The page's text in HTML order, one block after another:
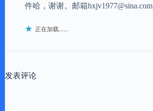
件哈，谢谢。邮箱hxjv1977@sina.com
正在加载……
发表评论